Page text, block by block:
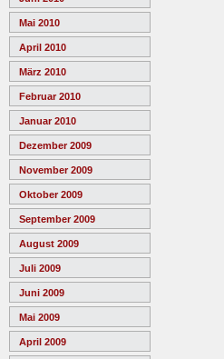
Mai 2010
April 2010
März 2010
Februar 2010
Januar 2010
Dezember 2009
November 2009
Oktober 2009
September 2009
August 2009
Juli 2009
Juni 2009
Mai 2009
April 2009